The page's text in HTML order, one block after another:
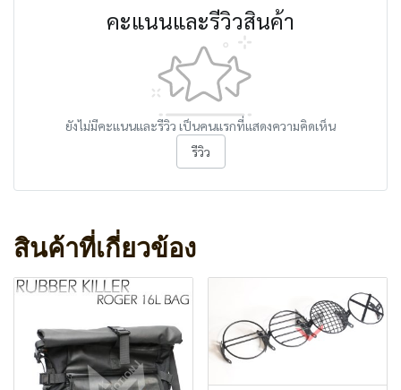
คะแนนและรีวิวสินค้า
ยังไม่มีคะแนนและรีวิว เป็นคนแรกที่แสดงความคิดเห็น
รีวิว
สินค้าที่เกี่ยวข้อง